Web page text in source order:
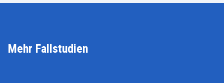
Mehr Fallstudien